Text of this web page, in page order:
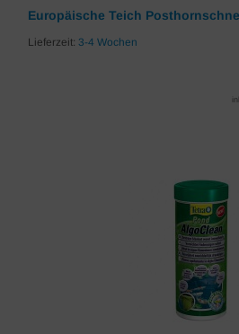
Europäische Teich
Lieferzeit: 3-4 Wochen